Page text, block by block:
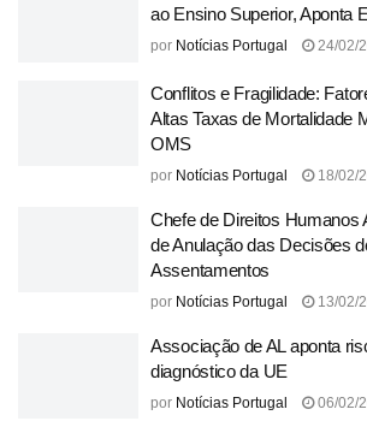
ao Ensino Superior, Aponta
por Notícias Portugal 24/02/
Conflitos e Fragilidade:
Altas Taxas de Mortalidade
OMS
por Notícias Portugal 18/02/
Chefe de Direitos Humanos
de Anulação das Decisões
Assentamentos
por Notícias Portugal 13/02/
Associação de AL aponta
diagnóstico da UE
por Notícias Portugal 06/02/